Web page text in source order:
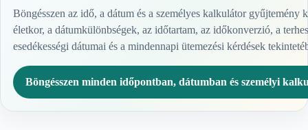
Böngésszen az idő, a dátum és a személyes kalkulátor gyűjtemény
életkor, a dátumkülönbségek, az időtartam, az időkonverzió, a
esedékességi dátumai és a mindennapi ütemezési kérdések
Böngésszen minden időpontban, dátumban és személyi